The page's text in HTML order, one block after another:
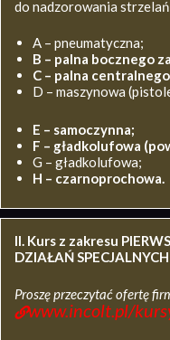
do nadzorowania
A – pneumatyczna;
B – palna bocznego
C – palna
D – maszynowa
E – samoczynna;
F – gładkolufowa
G – gładkolufowa;
H – czarnoprochowa.
II. Kurs z zakresu
DZIAŁAŃ
Proszę przeczytać ofertę
www.incolt.pl/